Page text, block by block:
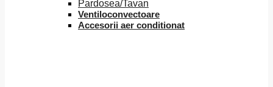
Pardosea/Tavan
Ventiloconvectoare
Accesorii aer conditionat